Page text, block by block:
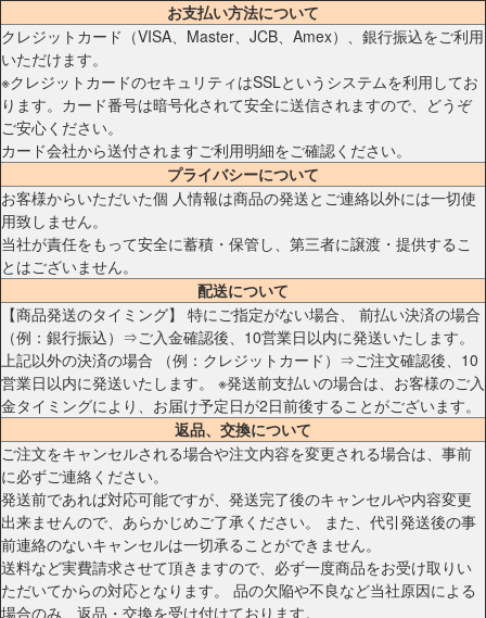
お支払い方法について
クレジットカード（VISA、Master、JCB、Amex）、銀行振込をご利用
いただけます。
※クレジットカードのセキュリティはSSLというシステムを利用してお
ります。カード番号は暗号化されて安全に送信されますので、どうぞ
ご安心ください。
カード会社から送付されますご利用明細をご確認ください。
プライバシーについて
お客様からいただいた個 人情報は商品の発送とご連絡以外には一切使
用致しません。
当社が責任をもって安全に蓄積・保管し、第三者に譲渡・提供するこ
とはございません。
配送について
【商品発送のタイミング】 特にご指定がない場合、 前払い決済の場合
（例：銀行振込）⇒ご入金確認後、10営業日以内に発送いたします。
上記以外の決済の場合 （例：クレジットカード）⇒ご注文確認後、10
営業日以内に発送いたします。 ※発送前支払いの場合は、お客様のご入
金タイミングにより、お届け予定日が2日前後することがございます。
返品、交換について
ご注文をキャンセルされる場合や注文内容を変更される場合は、事前
に必ずご連絡ください。
発送前であれば対応可能ですが、発送完了後のキャンセルや内容変更
出来ませんので、あらかじめご了承ください。 また、代引発送後の事
前連絡のないキャンセルは一切承ることができません。
送料など実費請求させて頂きますので、必ず一度商品をお受け取りい
ただいてからの対応となります。 品の欠陥や不良など当社原因による
場合のみ、返品・交換を受け付けております。